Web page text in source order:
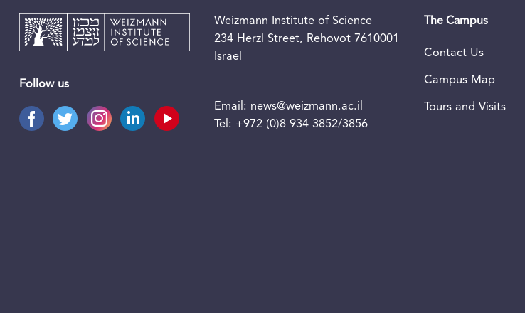
Follow us
Weizmann Institute of Science
234 Herzl Street, Rehovot 7610001
Israel
Email: news@weizmann.ac.il
Tel: +972 (0)8 934 3852/3856
The Campus
Contact Us
Campus Map
Tours and Visits